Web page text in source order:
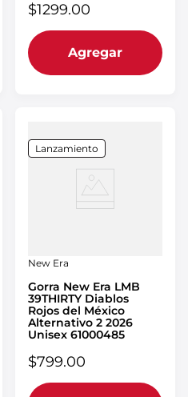
$1299.00
Agregar
Lanzamiento
New Era
Gorra New Era LMB
39THIRTY Diablos
Rojos del México
Alternativo 2 2026
Unisex 61000485
$799.00